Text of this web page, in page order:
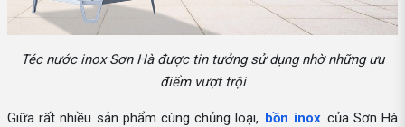
Téc nước inox Sơn Hà được tin tưởng sử dụng nhờ những ưu
điểm vượt trội
Giữa rất nhiều sản phẩm cùng chủng loại, bồn inox của Sơn Hà